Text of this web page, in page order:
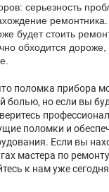
серьезность
будет стоить
обходится дороже,
поломка прибора
болью, но если вы
поломки и
Если вы
мастера по
к нам уже